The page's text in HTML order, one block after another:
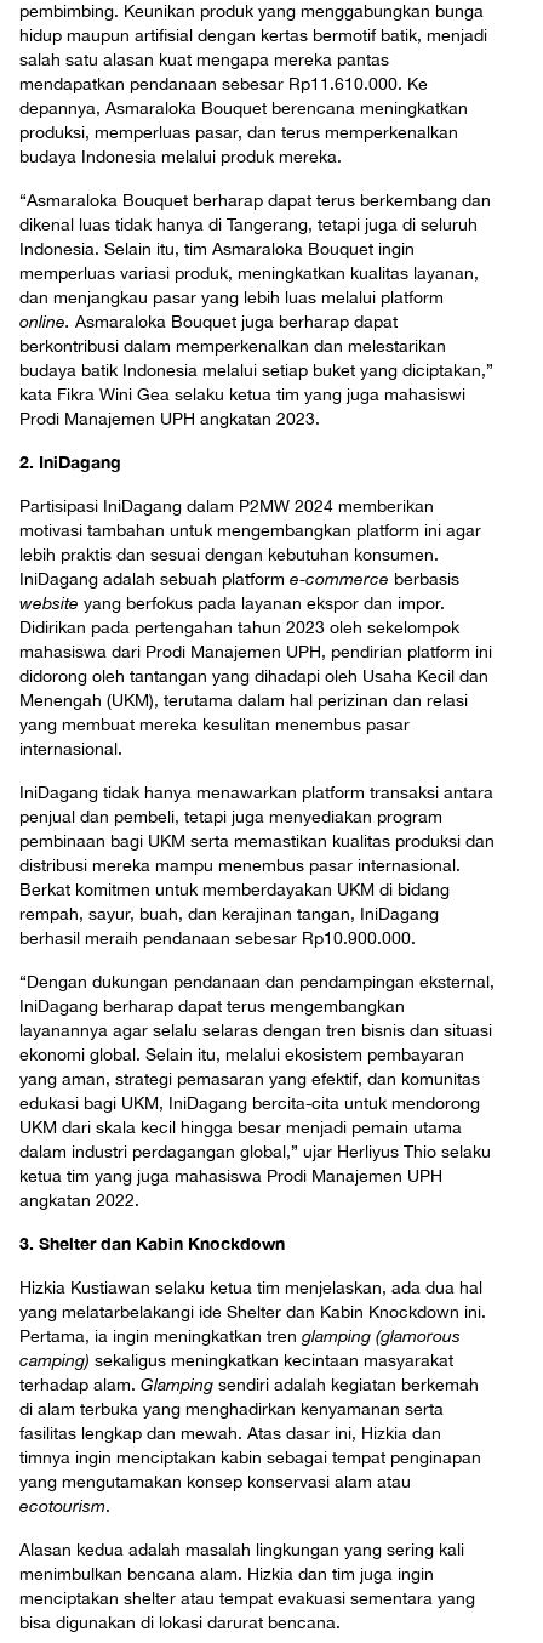
pembimbing. Keunikan produk yang menggabungkan bunga
hidup maupun artifisial dengan kertas bermotif batik, menjadi
salah satu alasan kuat mengapa mereka pantas
mendapatkan pendanaan sebesar Rp11.610.000. Ke
depannya, Asmaraloka Bouquet berencana meningkatkan
produksi, memperluas pasar, dan terus memperkenalkan
budaya Indonesia melalui produk mereka.
“Asmaraloka Bouquet berharap dapat terus berkembang dan
dikenal luas tidak hanya di Tangerang, tetapi juga di seluruh
Indonesia. Selain itu, tim Asmaraloka Bouquet ingin
memperluas variasi produk, meningkatkan kualitas layanan,
dan menjangkau pasar yang lebih luas melalui platform
online. Asmaraloka Bouquet juga berharap dapat
berkontribusi dalam memperkenalkan dan melestarikan
budaya batik Indonesia melalui setiap buket yang diciptakan,”
kata Fikra Wini Gea selaku ketua tim yang juga mahasiswi
Prodi Manajemen UPH angkatan 2023.
2. IniDagang
Partisipasi IniDagang dalam P2MW 2024 memberikan
motivasi tambahan untuk mengembangkan platform ini agar
lebih praktis dan sesuai dengan kebutuhan konsumen.
IniDagang adalah sebuah platform e-commerce berbasis
website yang berfokus pada layanan ekspor dan impor.
Didirikan pada pertengahan tahun 2023 oleh sekelompok
mahasiswa dari Prodi Manajemen UPH, pendirian platform ini
didorong oleh tantangan yang dihadapi oleh Usaha Kecil dan
Menengah (UKM), terutama dalam hal perizinan dan relasi
yang membuat mereka kesulitan menembus pasar
internasional.
IniDagang tidak hanya menawarkan platform transaksi antara
penjual dan pembeli, tetapi juga menyediakan program
pembinaan bagi UKM serta memastikan kualitas produksi dan
distribusi mereka mampu menembus pasar internasional.
Berkat komitmen untuk memberdayakan UKM di bidang
rempah, sayur, buah, dan kerajinan tangan, IniDagang
berhasil meraih pendanaan sebesar Rp10.900.000.
“Dengan dukungan pendanaan dan pendampingan eksternal,
IniDagang berharap dapat terus mengembangkan
layanannya agar selalu selaras dengan tren bisnis dan situasi
ekonomi global. Selain itu, melalui ekosistem pembayaran
yang aman, strategi pemasaran yang efektif, dan komunitas
edukasi bagi UKM, IniDagang bercita-cita untuk mendorong
UKM dari skala kecil hingga besar menjadi pemain utama
dalam industri perdagangan global,” ujar Herliyus Thio selaku
ketua tim yang juga mahasiswa Prodi Manajemen UPH
angkatan 2022.
3. Shelter dan Kabin Knockdown
Hizkia Kustiawan selaku ketua tim menjelaskan, ada dua hal
yang melatarbelakangi ide Shelter dan Kabin Knockdown ini.
Pertama, ia ingin meningkatkan tren glamping (glamorous
camping) sekaligus meningkatkan kecintaan masyarakat
terhadap alam. Glamping sendiri adalah kegiatan berkemah
di alam terbuka yang menghadirkan kenyamanan serta
fasilitas lengkap dan mewah. Atas dasar ini, Hizkia dan
timnya ingin menciptakan kabin sebagai tempat penginapan
yang mengutamakan konsep konservasi alam atau
ecotourism.
Alasan kedua adalah masalah lingkungan yang sering kali
menimbulkan bencana alam. Hizkia dan tim juga ingin
menciptakan shelter atau tempat evakuasi sementara yang
bisa digunakan di lokasi darurat bencana.